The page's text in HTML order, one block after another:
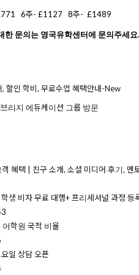
6주- £1127 8주- £1489
한 문의는 영국유학센터에 문의주세요.
, 할인 학비, 무료수업 혜택안내-New
리지 에듀케이션 그룹 방문
혜택 | 친구 소개, 소셜 미디어 후기, 멘
생 비자 무료 대행+ 프리세셔널 과정 등
학원 국적 비율
일 상담 오픈